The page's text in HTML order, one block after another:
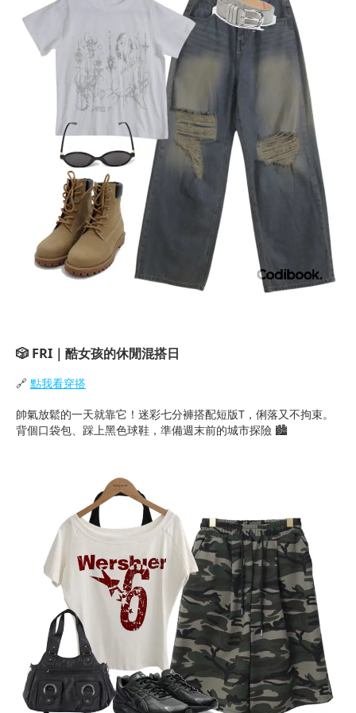
🎲 FRI｜酷女孩的休閒混搭日
🔗 點我看穿搭
帥氣放鬆的一天就靠它！迷彩七分褲搭配短版T，俐落又不拘束。
背個口袋包、踩上黑色球鞋，準備週末前的城市探險 🏙️